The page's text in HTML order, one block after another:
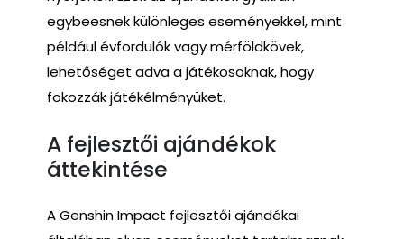
egybeesnek különleges eseményekkel, mint
például évfordulók vagy mérföldkövek,
lehetőséget adva a játékosoknak, hogy
fokozzák játékélményüket.
A fejlesztői ajándékok
áttekintése
A Genshin Impact fejlesztői ajándékai